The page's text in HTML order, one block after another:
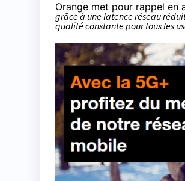
Orange met pour rappel en
grâce à une latence réseau
qualité constante pour tous les